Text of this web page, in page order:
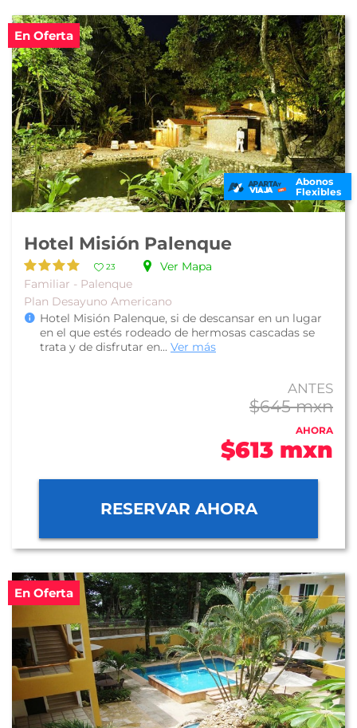
En Oferta
Abonos
Flexibles
Hotel Misión Palenque
23
Ver Mapa
Familiar - Palenque
Plan Desayuno Americano
Hotel Misión Palenque, si de descansar en un lugar
en el que estés rodeado de hermosas cascadas se
trata y de disfrutar en... Ver más
ANTES
$645 mxn
AHORA
$613 mxn
RESERVAR AHORA
En Oferta